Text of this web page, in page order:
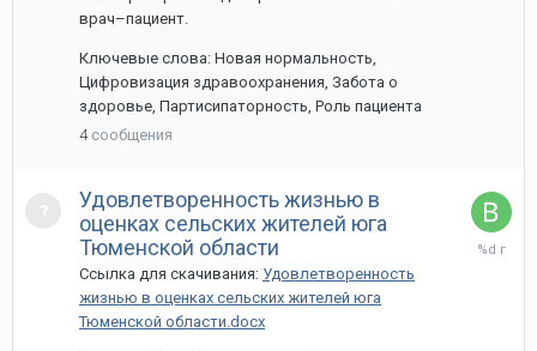
врач–пациент.
Ключевые слова: Новая нормальность,
Цифровизация здравоохранения, Забота о
здоровье, Партисипаторность, Роль пациента
4 сообщения
Удовлетворенность жизнью в
оценках сельских жителей юга
Тюменской области
Ссылка для скачивания: Удовлетворенность
жизнью в оценках сельских жителей юга
Тюменской области.docx
26